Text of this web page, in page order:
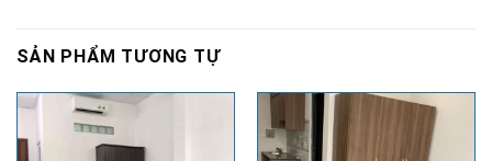
SẢN PHẨM TƯƠNG TỰ